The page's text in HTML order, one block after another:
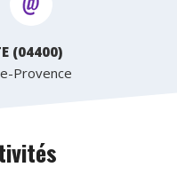
(04400)
Provence